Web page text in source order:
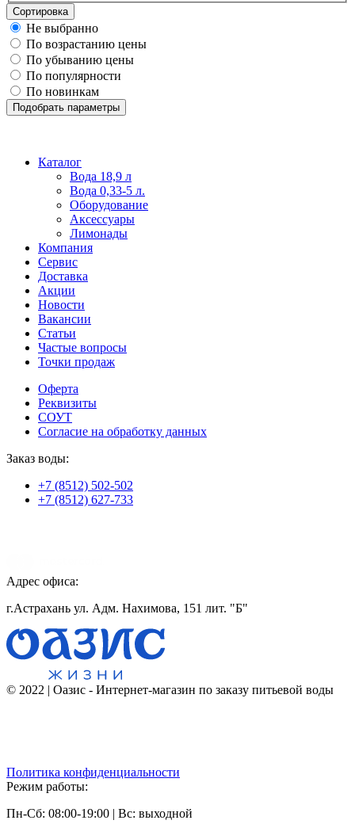
Сортировка
Не выбранно
По возрастанию цены
По убыванию цены
По популярности
По новинкам
Подобрать параметры
Каталог
Вода 18,9 л
Вода 0,33-5 л.
Оборудование
Аксессуары
Лимонады
Компания
Сервис
Доставка
Акции
Новости
Вакансии
Статьи
Частые вопросы
Точки продаж
Оферта
Реквизиты
СОУТ
Согласие на обработку данных
Заказ воды:
+7 (8512) 502-502
+7 (8512) 627-733
Адрес офиса:
г.Астрахань ул. Адм. Нахимова, 151 лит. "Б"
© 2022 | Оазис - Интернет-магазин по заказу питьевой воды
Политика конфиденциальности
Режим работы:
Пн-Сб: 08:00-19:00 | Вс: выходной